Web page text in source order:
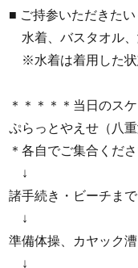
■ ご持参いただきた
水着、バスタオル、
※水着は着用した状
＊＊＊＊＊当日のス
ぷらっとやえせ（八
＊各自でご集合くだ
↓
諸手続き・ビーチま
↓
準備体操、カヤック
↓